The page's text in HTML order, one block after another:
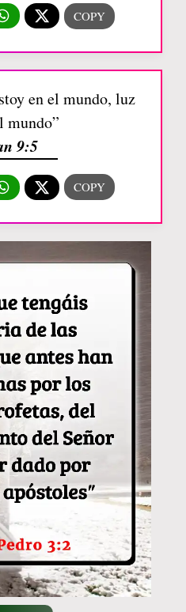
en el mundo, luz
mundo”
9:5